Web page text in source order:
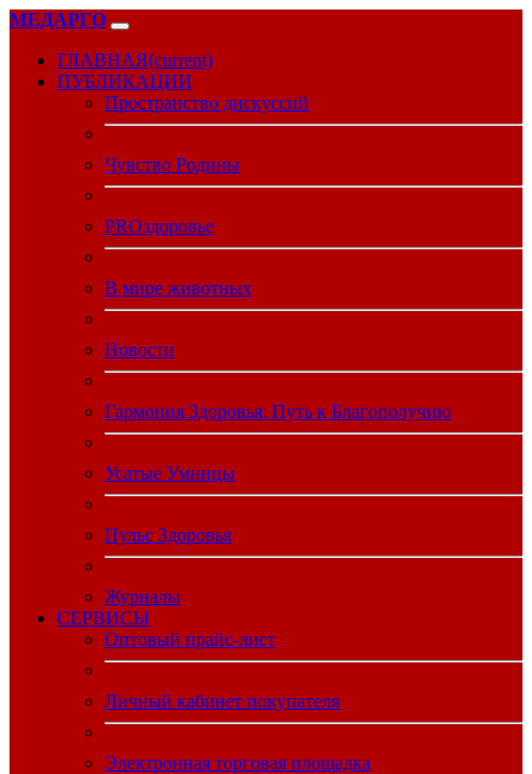
МЕДАРГО
ГЛАВНАЯ(current)
ПУБЛИКАЦИИ
Пространство дискуссий
Чувство Родины
PROздоровье
В мире животных
Новости
Гармония Здоровья: Путь к Благополучию
Усатые Умницы
Пульс Здоровья
Журналы
CЕРВИСЫ
Оптовый прайс-лист
Личный кабинет покупателя
Электронная торговая площадка